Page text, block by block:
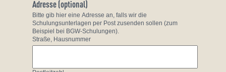
Adresse (optional)
Bitte gib hier eine Adresse an, falls wir die
Schulungsunterlagen per Post zusenden sollen (zum
Beispiel bei BGW-Schulungen).
Straße, Hausnummer